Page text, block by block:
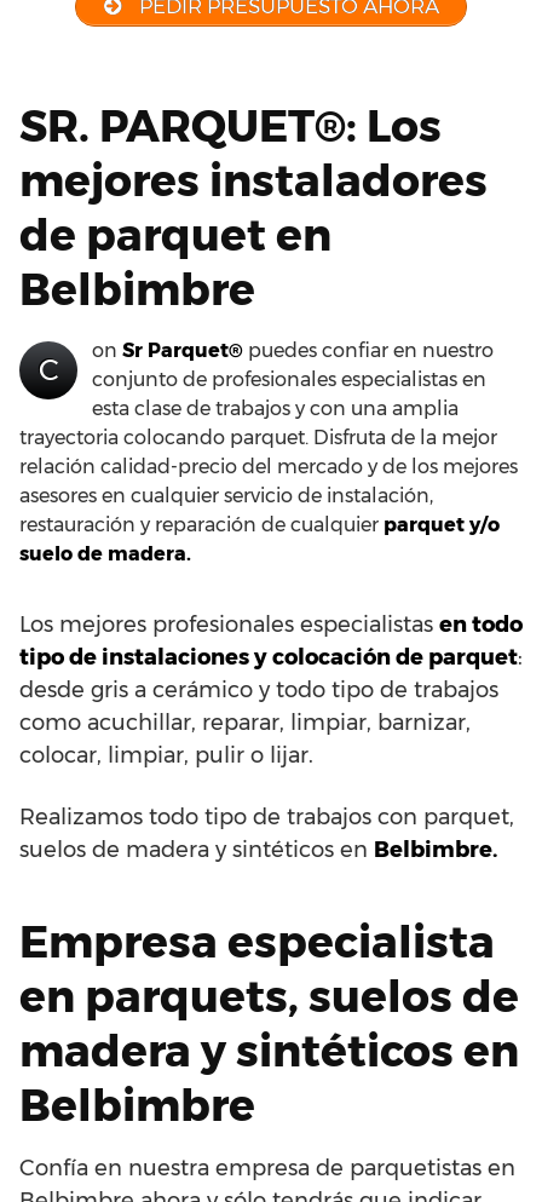
PEDIR PRESUPUESTO AHORA
SR. PARQUET®: Los
mejores instaladores
de parquet en
Belbimbre
C
on Sr Parquet® puedes confiar en nuestro
conjunto de profesionales especialistas en
esta clase de trabajos y con una amplia
trayectoria colocando parquet. Disfruta de la mejor
relación calidad-precio del mercado y de los mejores
asesores en cualquier servicio de instalación,
restauración y reparación de cualquier parquet y/o
suelo de madera.
Los mejores profesionales especialistas en todo
tipo de instalaciones y colocación de parquet:
desde gris a cerámico y todo tipo de trabajos
como acuchillar, reparar, limpiar, barnizar,
colocar, limpiar, pulir o lijar.
Realizamos todo tipo de trabajos con parquet,
suelos de madera y sintéticos en Belbimbre.
Empresa especialista
en parquets, suelos de
madera y sintéticos en
Belbimbre
Confía en nuestra empresa de parquetistas en